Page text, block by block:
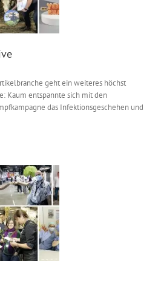
geht ein weiteres höchst
Kaum entspannte sich mit den
das Infektionsgeschehen und